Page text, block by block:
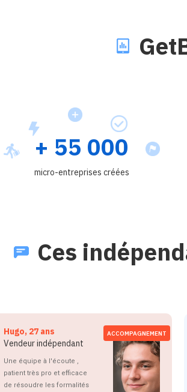
+ 55 000
micro-entreprises créées
Ces
Hugo, 27 ans
Vendeur indépendant
Une équipe à l'écoute ,
patient très pro et efficace
de résoudre les formalités
ACCOMPAGNEMENT